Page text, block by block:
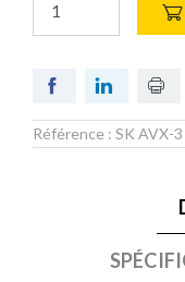
Référence : SK AVX-3